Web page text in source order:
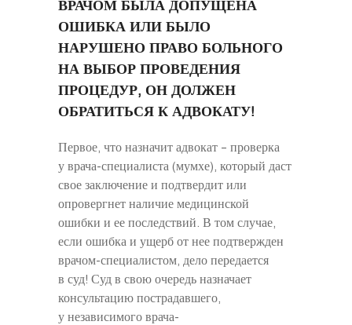
ВРАЧОМ БЫЛА ДОПУЩЕНА
ОШИБКА ИЛИ БЫЛО
НАРУШЕНО ПРАВО БОЛЬНОГО
НА ВЫБОР ПРОВЕДЕНИЯ
ПРОЦЕДУР, ОН ДОЛЖЕН
ОБРАТИТЬСЯ К АДВОКАТУ!
Первое, что назначит адвокат – проверка
у врача-специалиста (мумхе), который даст
свое заключение и подтвердит или
опровергнет наличие медицинской
ошибки и ее последствий. В том случае,
если ошибка и ущерб от нее подтвержден
врачом-специалистом, дело передается
в суд! Суд в свою очередь назначает
консультацию пострадавшего,
у независимого врача-